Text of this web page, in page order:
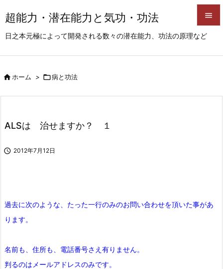
超能力・潜在能力と気功・功法
日之本元極によって開発される数々の潜在能力、功法の原理など


前へ
ホーム > 病と功法
ALSは 治せますか？ １
 2012年7月12日
過去に次のような、たった一行のみのお問い合わせを頂いた事があ
ります。
名前も、住所も、電話番号さえ有りません。
判るのはメールアドレスのみです。